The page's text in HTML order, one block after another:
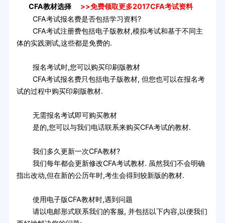
CFA教材选择 >>免费领取更多2017CFA考试资料
CFA考试报名费是否包括学习资料?
CFA考试注册费包括电子版教材,模拟考试和基于不同主
体的实践测试,这些都是免费的.
报名考试时,您可以购买印刷版教材
CFA考试报名费只包括电子版教材, 但您也可以在报名考
试的过程中购买印刷版教材.
无需报名考试即可购买教材
是的,您可以与我们电话联系来购买CFA考试的教材.
我们多久更新一次CFA教材?
我们每年都会更新修改CFA考试教材. 虽然我们不会明确
指出改动,但在新的公历年时,考生会得到较新版的教材.
使用电子版CFA教材时,遇到问题
请以电邮形式联系我们的客服, 并包括以下内容,以便我们